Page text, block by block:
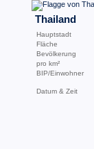
Thailand
Hauptstadt
Fläche
Bevölkerung
pro km²
BIP/Einwohner
Datum & Zeit